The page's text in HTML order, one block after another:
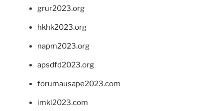
grur2023.org
hkhk2023.org
napm2023.org
apsdfd2023.org
forumausape2023.com
imkl2023.com